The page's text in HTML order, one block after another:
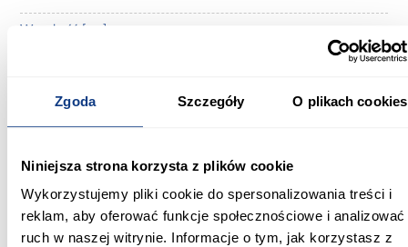
Zgoda Szczegóły O plikach cookies
Niniejsza strona korzysta z plików cookie
Wykorzystujemy pliki cookie do spersonalizowania treści i
reklam, aby oferować funkcje społecznościowe i analizować
ruch w naszej witrynie. Informacje o tym, jak korzystasz z
Wysokość [cm]:
59.00
200.00
Długość pow. spania [cm]:
200.00